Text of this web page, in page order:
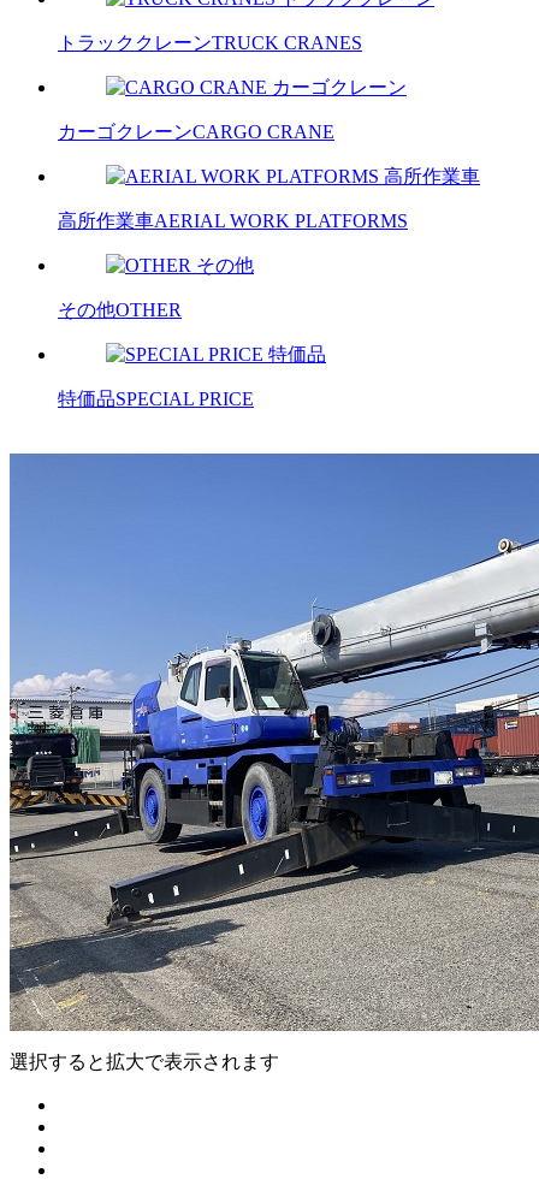
トラッククレーンTRUCK CRANES
カーゴクレーンCARGO CRANE
高所作業車AERIAL WORK PLATFORMS
その他OTHER
特価品SPECIAL PRICE
選択すると拡大で表示されます